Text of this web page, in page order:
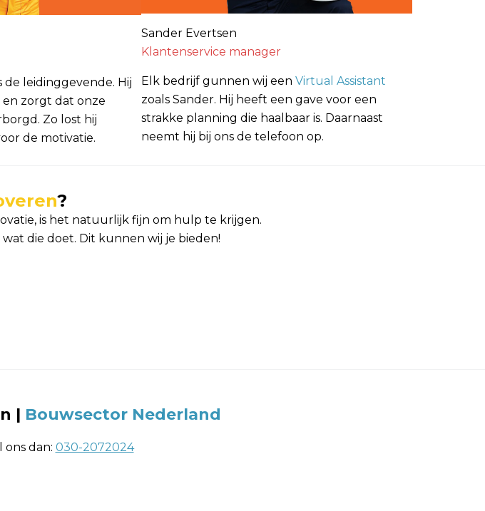
de leidinggevende. Hij
zorgt dat onze
Zo lost hij
de motivatie.
Sander Evertsen
Klantenservice manager
Elk bedrijf gunnen wij een Virtual Assistant
zoals Sander. Hij heeft een gave voor een
strakke planning die haalbaar is. Daarnaast
neemt hij bij ons de telefoon op.
?
is het natuurlijk fijn om hulp te krijgen.
die doet. Dit kunnen wij je bieden!
| Bouwsector Nederland
ons dan: 030-2072024